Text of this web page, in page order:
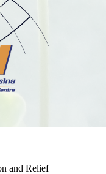
and Relief